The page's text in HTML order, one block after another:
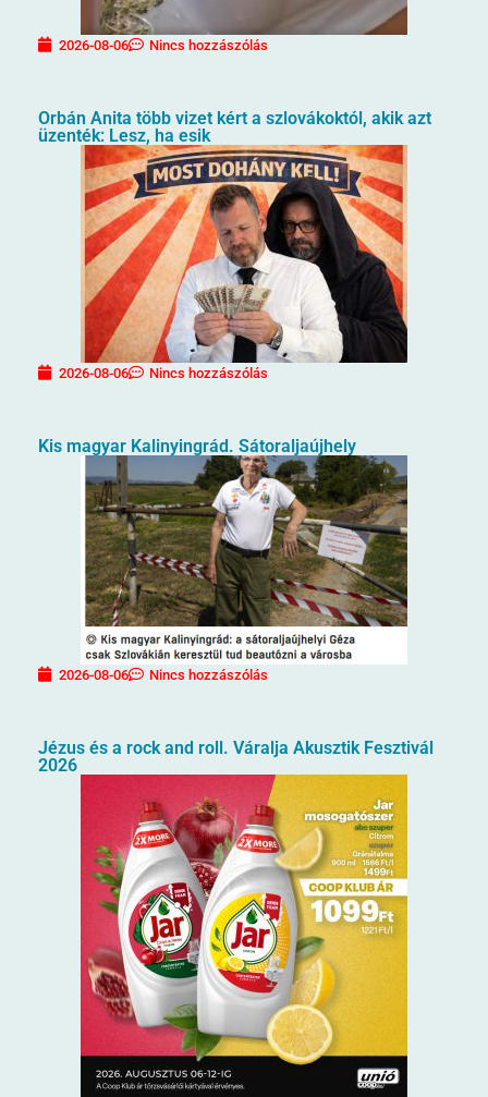
2026-08-06 Nincs hozzászólás
Orbán Anita több vizet kért a szlovákoktól, akik azt
üzenték: Lesz, ha esik
2026-08-06 Nincs hozzászólás
Kis magyar Kalinyingrád. Sátoraljaújhely
2026-08-06 Nincs hozzászólás
Jézus és a rock and roll. Váralja Akusztik Fesztivál
2026